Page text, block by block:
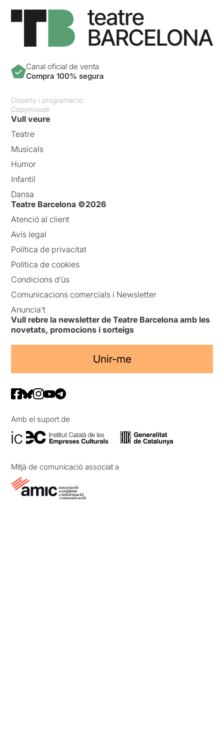
Canal oficial de venta
Compra 100% segura
Disseny i programació:
Copymouse
Vull veure
Teatre
Musicals
Humor
Infantil
Dansa
Teatre Barcelona ©2026
Atenció al client
Avís legal
Política de privacitat
Política de cookies
Condicions d’ús
Comunicacions comercials i Newsletter
Anuncia’t
Vull rebre la newsletter de Teatre Barcelona amb les
novetats, promocions i sorteigs
Unir-me
Amb el suport de
Mitjà de comunicació associat a